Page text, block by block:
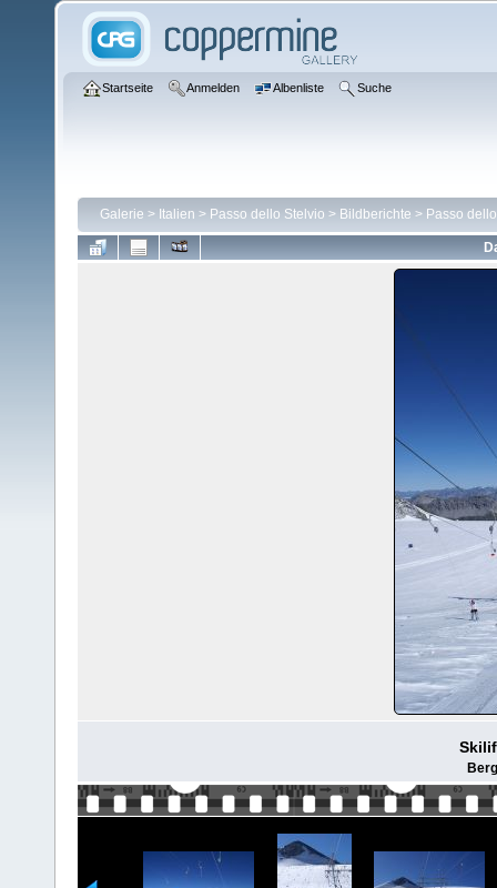
Startseite Anmelden Albenliste Suche
Galerie > Italien > Passo dello Stelvio > Bildberichte > Passo